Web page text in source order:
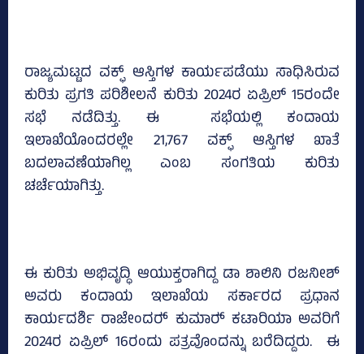
ರಾಜ್ಯಮಟ್ಟದ ವಕ್ಫ್‌ ಆಸ್ತಿಗಳ ಕಾರ್ಯಪಡೆಯು ಸಾಧಿಸಿರುವ
ಕುರಿತು ಪ್ರಗತಿ ಪರಿಶೀಲನೆ ಕುರಿತು 2024ರ ಏಪ್ರಿಲ್‌ 15ರಂದೇ
ಸಭೆ ನಡೆದಿತ್ತು. ಈ ಸಭೆಯಲ್ಲಿ ಕಂದಾಯ
ಇಲಾಖೆಯೊಂದರಲ್ಲೇ 21,767 ವಕ್ಫ್‌ ಆಸ್ತಿಗಳ ಖಾತೆ
ಬದಲಾವಣೆಯಾಗಿಲ್ಲ ಎಂಬ ಸಂಗತಿಯ ಕುರಿತು
ಚರ್ಚೆಯಾಗಿತ್ತು.
ಈ ಕುರಿತು ಅಭಿವೃದ್ಧಿ ಆಯುಕ್ತರಾಗಿದ್ದ ಡಾ ಶಾಲಿನಿ ರಜನೀಶ್‌
ಅವರು ಕಂದಾಯ ಇಲಾಖೆಯ ಸರ್ಕಾರದ ಪ್ರಧಾನ
ಕಾರ್ಯದರ್ಶಿ ರಾಜೇಂದರ್‍‌ ಕುಮಾರ್‍‌ ಕಟಾರಿಯಾ ಅವರಿಗೆ
2024ರ ಏಪ್ರಿಲ್‌ 16ರಂದು ಪತ್ರವೊಂದನ್ನು ಬರೆದಿದ್ದರು. ಈ